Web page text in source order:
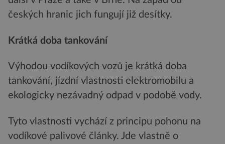
českých hranic jich fungují již desítky.
Krátká doba tankování
Výhodou vodíkových vozů je krátká doba
tankování, jízdní vlastnosti elektromobilu a
ekologicky nezávadný odpad v podobě vody.
Tyto vlastnosti vychází z principu pohonu na
vodíkové palivové články. Jde vlastně o